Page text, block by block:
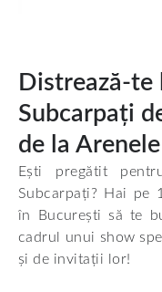
Distrează-te
Subcarpați
de la
Ești pregătit
Subcarpați? Hai pe
în București să te
cadrul unui show
și de invitații lor!